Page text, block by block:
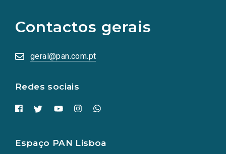
Contactos gerais
geral@pan.com.pt
Redes sociais
redes
sociais
numa
nova
Espaço PAN Lisboa